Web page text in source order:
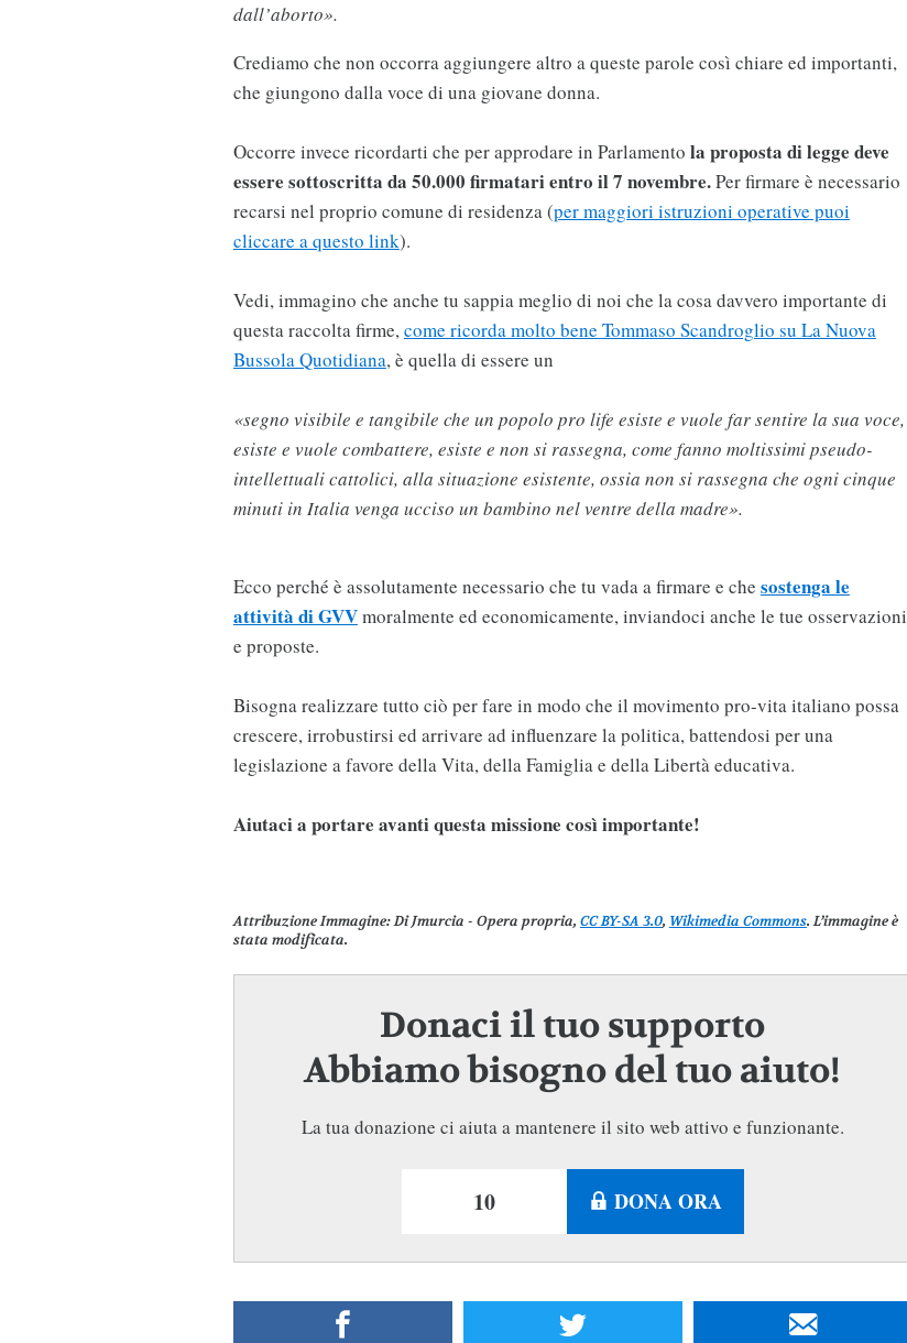
dall’aborto».
Crediamo che non occorra aggiungere altro a queste parole così chiare ed importanti,
che giungono dalla voce di una giovane donna.
Occorre invece ricordarti che per approdare in Parlamento la proposta di legge deve
essere sottoscritta da 50.000 firmatari entro il 7 novembre.Per firmare è necessario
recarsi nel proprio comune di residenza (per maggiori istruzioni operative puoi
cliccare a questo link).
Vedi, immagino che anche tu sappia meglio di noi che la cosa davvero importante di
questa raccolta firme,come ricorda molto bene Tommaso Scandroglio su La Nuova
Bussola Quotidiana, è quella di essere un
«segno visibile e tangibile che un popolo pro life esiste e vuole far sentire la sua voce,
esiste e vuole combattere, esiste e non si rassegna, come fanno moltissimi pseudo-
intellettuali cattolici, alla situazione esistente, ossia non si rassegna che ogni cinque
minuti in Italia venga ucciso un bambino nel ventre della madre».
Ecco perché è assolutamente necessario che tu vada a firmare e che sostenga le
attività di GVVmoralmente ed economicamente, inviandoci anche le tue osservazioni
e proposte.
Bisogna realizzare tutto ciò per fare in modo che il movimento pro-vita italiano possa
crescere, irrobustirsi ed arrivare ad influenzare la politica, battendosi per una
legislazione a favore della Vita, della Famiglia e della Libertà educativa.
Aiutaci a portare avanti questa missione così importante!
Attribuzione Immagine: Di Jmurcia - Opera propria, CC BY-SA 3.0, Wikimedia Commons. L’immagine è
stata modificata.
Donaci il tuo supporto
Abbiamo bisogno del tuo aiuto!
La tua donazione ci aiuta a mantenere il sito web attivo e funzionante.
DONA ORA